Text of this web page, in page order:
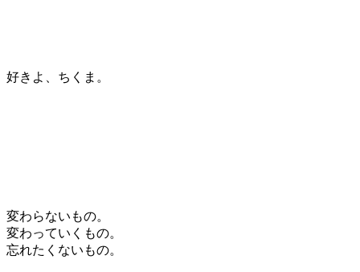
好きよ、ちくま。
変わらないもの。
変わっていくもの。
忘れたくないもの。